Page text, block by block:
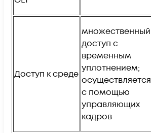
Доступ к среде
множественный
доступ с
временным
уплотнением;
осуществляется
с помощью
управляющих
кадров